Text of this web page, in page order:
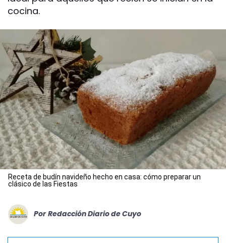
cocina.
Receta de budín navideño hecho en casa: cómo preparar un
clásico de las Fiestas
Por Redacción Diario de Cuyo